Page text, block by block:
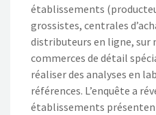
établissements
grossistes, centrales
distributeurs en ligne, sur
commerces de détail
réaliser des analyses en
références. L’enquête a
établissements